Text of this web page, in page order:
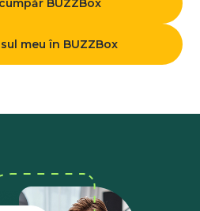
BUZZBox
meu în BUZZBox